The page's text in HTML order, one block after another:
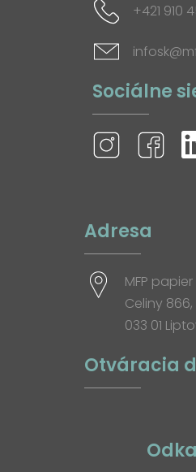
+421 910
Sociálne
Adresa
MFP papier
Celiny 866,
033 01
Otváracia